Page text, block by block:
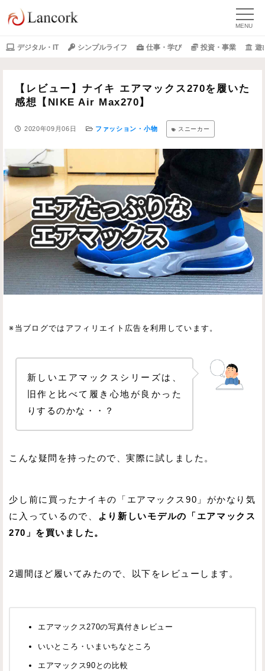
デジタル・IT シンプルライフ 仕事・学び 投資・事業 遊
【レビュー】ナイキ エアマックス270を履いた
感想【NIKE Air Max270】
2020年09月06日 ファッション・小物 スニーカー
※当ブログではアフィリエイト広告を利用しています。
新しいエアマックスシリーズは、
旧作と比べて履き心地が良かった
りするのかな・・？
こんな疑問を持ったので、実際に試しました。
少し前に買ったナイキの「エアマックス90」がかなり気
に入っているので、
より新しいモデルの「エアマックス
270」を買いました。
2週間ほど履いてみたので、以下をレビューします。
エアマックス270の写真付きレビュー
いいところ・いまいちなところ
エアマックス90との比較